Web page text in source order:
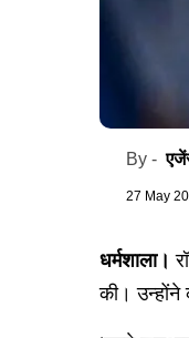
By -
27 May
धर्मशाला।
की।